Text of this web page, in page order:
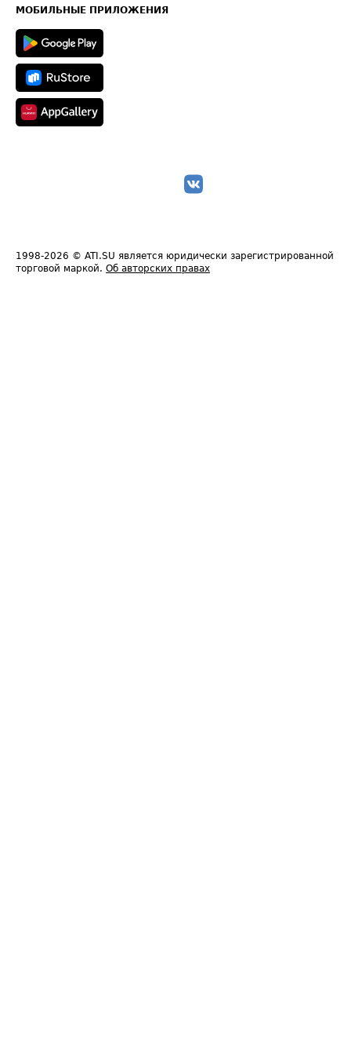
Техническая информация
МОБИЛЬНЫЕ ПРИЛОЖЕНИЯ
1998-2026 © ATI.SU является юридически зарегистрированной
торговой маркой. Об авторских правах